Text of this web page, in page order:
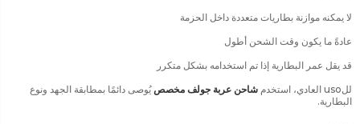
لا يمكنه موازنة بطاريات متعددة داخل الحزمة
عادةً ما يكون وقت الشحن أطول
قد يقل عمر البطارية إذا تم استخدامه بشكل متكرر
للuso العادي، استخدم
شاحن عربة جولف مخصصيُوصى دائمًا بمطابقة الجهد ونوع
البطارية.